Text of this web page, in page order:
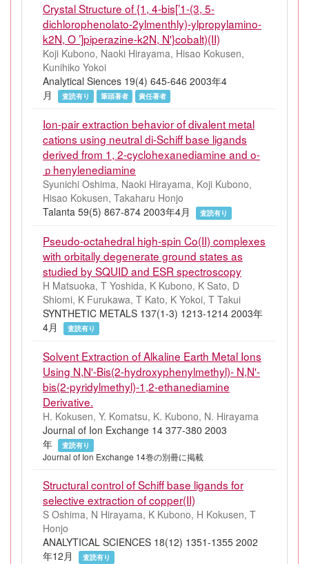
Crystal Structure of {1, 4-bis[’1-(3, 5-
dichlorophenolato-2ylmenthly)-ylpropylamino-
k2N, O ’]piperazine-k2N, N'}cobalt)(II)
Koji Kubono, Naoki Hirayama, Hisao Kokusen,
Kunihiko Yokoi
Analytical Siences 19(4) 645-646 2003年4
月
査読有り 筆頭著者 責任著者
Ion-pair extraction behavior of divalent metal
cations using neutral di-Schiff base ligands
derived from 1, 2-cyclohexanediamine and ο-
ｐhenylenediamine
Syunichi Oshima, Naoki Hirayama, Koji Kubono,
Hisao Kokusen, Takaharu Honjo
Talanta 59(5) 867-874 2003年4月
査読有り
Pseudo-octahedral high-spin Co(II) complexes
with orbitally degenerate ground states as
studied by SQUID and ESR spectroscopy
H Matsuoka, T Yoshida, K Kubono, K Sato, D
Shiomi, K Furukawa, T Kato, K Yokoi, T Takui
SYNTHETIC METALS 137(1-3) 1213-1214 2003年
4月
査読有り
Solvent Extraction of Alkaline Earth Metal Ions
Using N,N'-Bis(2-hydroxyphenylmethyl)- N,N'-
bis(2-pyridylmethyl)-1,2-ethanediamine
Derivative.
H. Kokusen, Y. Komatsu, K. Kubono, N. Hirayama
Journal of Ion Exchange 14 377-380 2003
年
査読有り
Journal of Ion Exchange 14巻の別冊に掲載
Structural control of Schiff base ligands for
selective extraction of copper(II)
S Oshima, N Hirayama, K Kubono, H Kokusen, T
Honjo
ANALYTICAL SCIENCES 18(12) 1351-1355 2002
年12月
査読有り